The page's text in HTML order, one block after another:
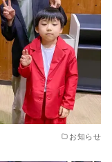
お知らせ